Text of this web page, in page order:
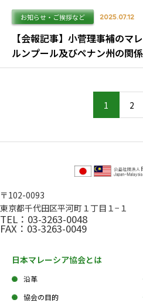
お知らせ・ご挨拶など 2025.07.12
【会報記事】小菅理事補の
ルンプール及びペナン州の関
1 2
〒102-0093
東京都千代田区平河町１丁目１−１
TEL：03-3263-0048
FAX：03-3263-0049
日本マレーシア協会とは
沿革
協会の目的